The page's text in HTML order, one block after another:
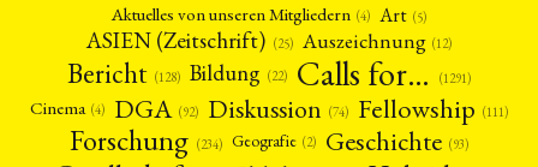
Aktuelles von unseren Mitgliedern (4) Art (5)
ASIEN (Zeitschrift) (25) Auszeichnung (12)
Bericht (128) Bildung (22) Calls for… (1291)
Cinema (4) DGA (92) Diskussion (74) Fellowship (111)
Forschung (234) Geografie (2) Geschichte (93)